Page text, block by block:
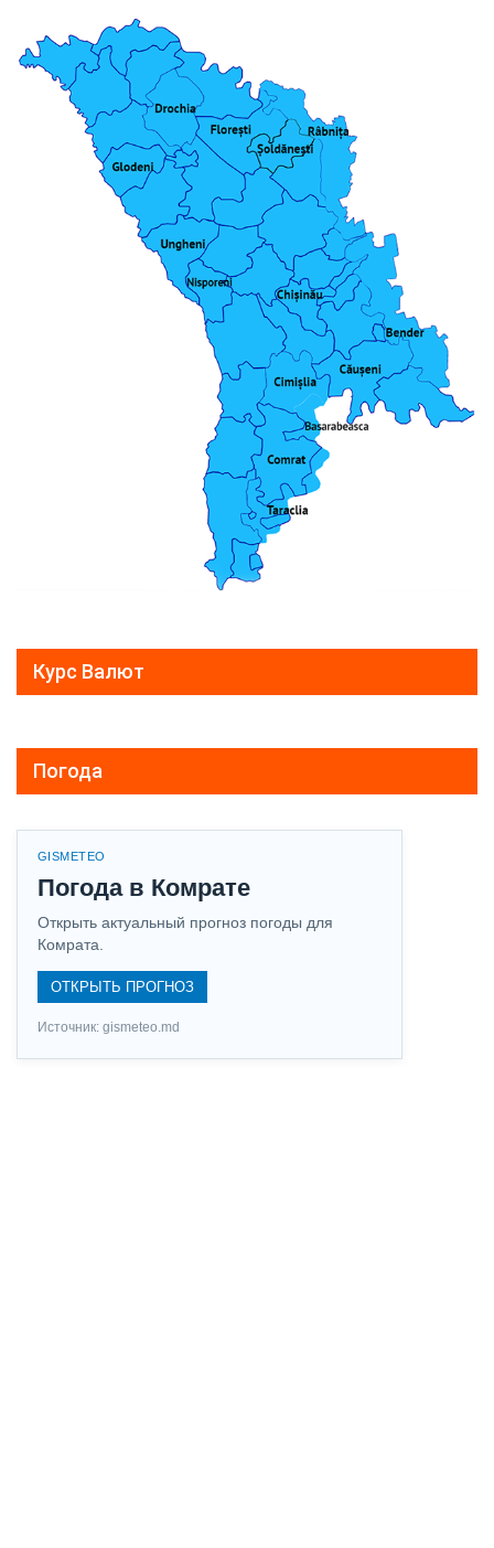
Курс Валют
Погода
GISMETEO
Погода в Комрате
Открыть актуальный прогноз погоды для
Комрата.
ОТКРЫТЬ ПРОГНОЗ
Источник: gismeteo.md